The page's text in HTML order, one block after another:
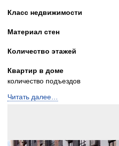
Класс недвижимости
Материал стен
Количество этажей
Квартир в доме
количество подъездов
Лифты
Читать далее…